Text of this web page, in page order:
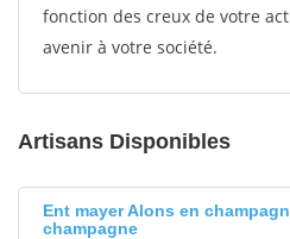
fonction des creux de votre
avenir à votre société.
Artisans Disponibles
Ent mayer Alons en
champagne